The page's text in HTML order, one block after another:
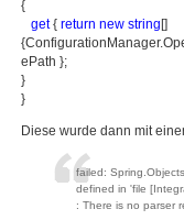
{
get{return new string []
ePath };
}
}
Diese wurde dann mit
failed:
defined in 'file
: There is no parser